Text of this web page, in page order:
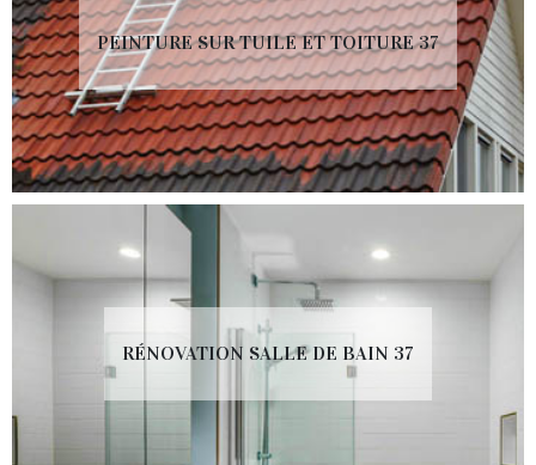
PEINTURE SUR TUILE ET TOITURE 37
RÉNOVATION SALLE DE BAIN 37